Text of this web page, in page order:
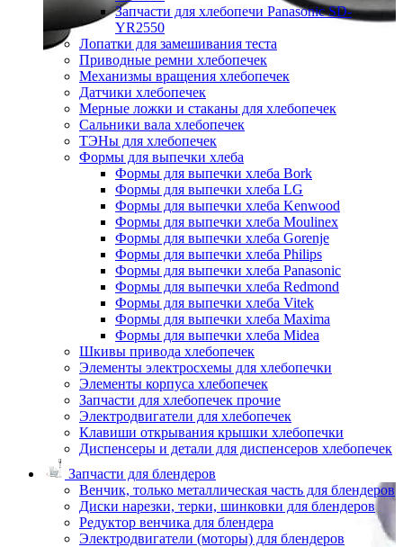
Запчасти для хлебопечи Panasonic SD-
YR2550
Лопатки для замешивания теста
Приводные ремни хлебопечек
Механизмы вращения хлебопечек
Датчики хлебопечек
Мерные ложки и стаканы для хлебопечек
Сальники вала хлебопечек
ТЭНы для хлебопечек
Формы для выпечки хлеба
Формы для выпечки хлеба Bork
Формы для выпечки хлеба LG
Формы для выпечки хлеба Kenwood
Формы для выпечки хлеба Moulinex
Формы для выпечки хлеба Gorenje
Формы для выпечки хлеба Philips
Формы для выпечки хлеба Panasonic
Формы для выпечки хлеба Redmond
Формы для выпечки хлеба Vitek
Формы для выпечки хлеба Maxima
Формы для выпечки хлеба Midea
Шкивы привода хлебопечек
Элементы электросхемы для хлебопечки
Элементы корпуса хлебопечек
Запчасти для хлебопечек прочие
Электродвигатели для хлебопечек
Клавиши открывания крышки хлебопечки
Диспенсеры и детали для диспенсеров хлебопечек
Запчасти для блендеров
Венчик, только металлическая часть для блендеров
Диски нарезки, терки, шинковки для блендеров
Редуктор венчика для блендера
Электродвигатели (моторы) для блендеров